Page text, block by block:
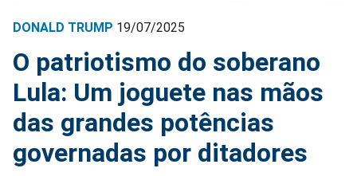
DONALD TRUMP 19/07/2025
O patriotismo do soberano
Lula: Um joguete nas mãos
das grandes potências
governadas por ditadores